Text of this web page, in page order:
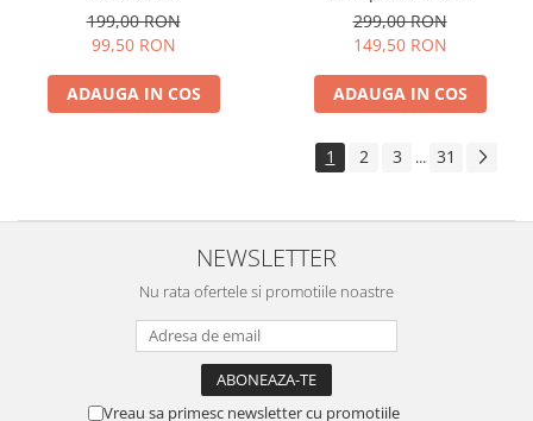
199,00 RON
99,50 RON
ADAUGA IN COS
299,00 RON
149,50 RON
ADAUGA IN COS
1 2 3 ... 31
NEWSLETTER
Nu rata ofertele si promotiile noastre
Vreau sa primesc newsletter cu promotiile